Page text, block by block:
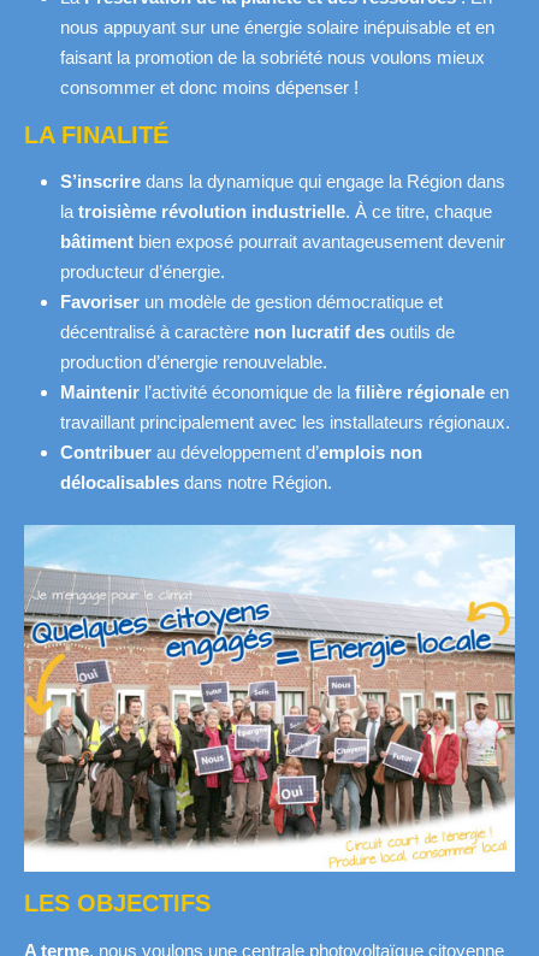
nous appuyant sur une énergie solaire inépuisable et en
faisant la promotion de la sobriété nous voulons mieux
consommer et donc moins dépenser !
LA FINALITÉ
S’inscrire dans la dynamique qui engage la Région dans
la troisième révolution industrielle. À ce titre, chaque
bâtiment bien exposé pourrait avantageusement devenir
producteur d’énergie.
Favoriser un modèle de gestion démocratique et
décentralisé à caractère non lucratif des outils de
production d’énergie renouvelable.
Maintenir l’activité économique de la filière régionale en
travaillant principalement avec les installateurs régionaux.
Contribuer au développement d’emplois non
délocalisables dans notre Région.
LES OBJECTIFS
A terme, nous voulons une centrale photovoltaïque citoyenne